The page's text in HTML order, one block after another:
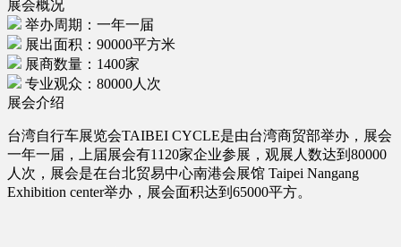
展会概况
举办周期：一年一届
展出面积：90000平方米
展商数量：1400家
专业观众：80000人次
展会介绍
台湾自行车展览会TAIBEI CYCLE是由台湾商贸部举办，展会
一年一届，上届展会有1120家企业参展，观展人数达到80000
人次，展会是在台北贸易中心南港会展馆 Taipei Nangang
Exhibition center举办，展会面积达到65000平方。